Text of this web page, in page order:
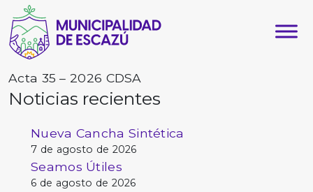
Acta 35 – 2026 CDSA
Noticias recientes
Nueva Cancha Sintética
7 de agosto de 2026
Seamos Útiles
6 de agosto de 2026